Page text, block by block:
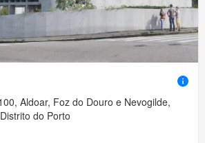
Aldoar, Foz do Douro e Nevogilde,
do Porto